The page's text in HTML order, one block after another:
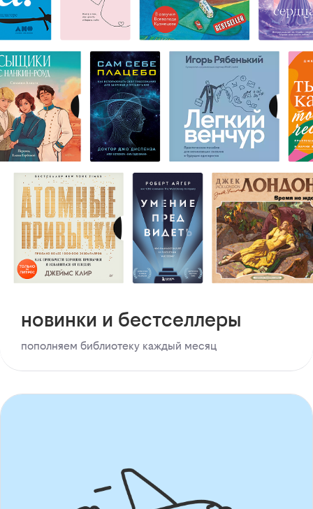
новинки и бестселлеры
пополняем библиотеку каждый месяц